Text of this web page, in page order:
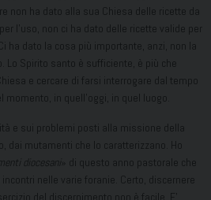
non ha dato alla sua Chiesa delle ricette da
l’uso, non ci ha dato delle ricette valide per
ha dato la cosa più importante, anzi, non la
Lo Spirito santo è sufficiente, è più che
e cercare di farsi interrogare dal tempo
in quell’oggi, in quel luogo.
e sui problemi posti alla missione della
dai mutamenti che lo caratterizzano. Ho
diocesani
» di questo anno pastorale che
nelle varie foranie. Certo, discernere
del discernimento non è facile. E’